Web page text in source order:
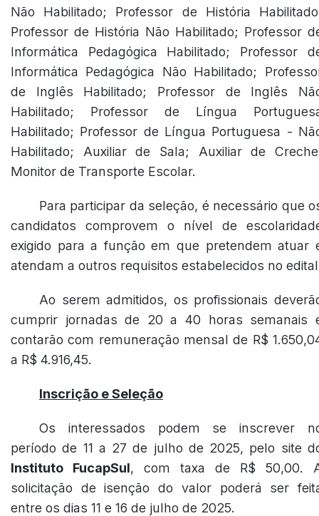
Não Habilitado; Professor de História
Professor de História Não Habilitado; Professor
Informática Pedagógica Habilitado; Professor
Informática Pedagógica Não Habilitado;
de Inglês Habilitado; Professor de Inglês
Habilitado; Professor de Língua
Habilitado; Professor de Língua Portuguesa -
Habilitado; Auxiliar de Sala; Auxiliar de
Monitor de Transporte Escolar.
Para participar da seleção, é necessário que
candidatos comprovem o nível de
exigido para a função em que pretendem atuar
atendam a outros requisitos estabelecidos no
Ao serem admitidos, os profissionais
cumprir jornadas de 20 a 40 horas semanais
contarão com remuneração mensal de R$
a R$ 4.916,45.
Inscrição e Seleção
Os interessados podem se inscrever
período de 11 a 27 de julho de 2025, pelo site
Instituto FucapSul, com taxa de R$ 50,00.
solicitação de isenção do valor poderá ser
entre os dias 11 e 16 de julho de 2025.